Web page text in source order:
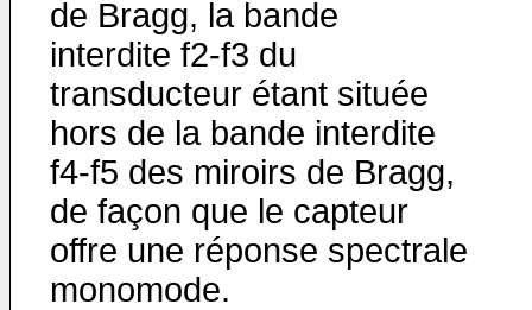
de Bragg, la bande
interdite f2-f3 du
transducteur étant située
hors de la bande interdite
f4-f5 des miroirs de Bragg,
de façon que le capteur
offre une réponse spectrale
monomode.